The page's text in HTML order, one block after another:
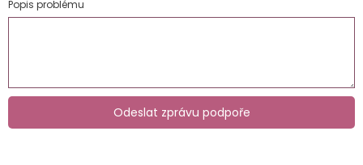
Popis problému
Odeslat zprávu podpoře